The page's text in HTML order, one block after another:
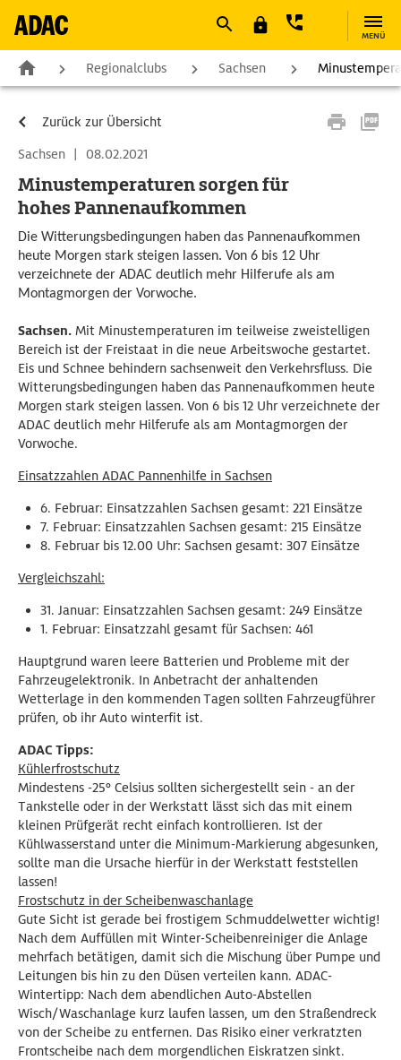
MENÜ
Regionalclubs Sachsen
Zurück zur Übersicht
Sachsen | 08.02.2021
Minustemperaturen sorgen für
hohes Pannenaufkommen
Die Witterungsbedingungen haben das Pannenaufkommen
heute Morgen stark steigen lassen. Von 6 bis 12 Uhr
verzeichnete der ADAC deutlich mehr Hilferufe als am
Montagmorgen der Vorwoche.
Sachsen. Mit Minustemperaturen im teilweise zweistelligen
Bereich ist der Freistaat in die neue Arbeitswoche gestartet.
Eis und Schnee behindern sachsenweit den Verkehrsfluss. Die
Witterungsbedingungen haben das Pannenaufkommen heute
Morgen stark steigen lassen. Von 6 bis 12 Uhr verzeichnete der
ADAC deutlich mehr Hilferufe als am Montagmorgen der
Vorwoche.
Einsatzzahlen ADAC Pannenhilfe in Sachsen
6. Februar: Einsatzzahlen Sachsen gesamt: 221 Einsätze
7. Februar: Einsatzzahlen Sachsen gesamt: 215 Einsätze
8. Februar bis 12.00 Uhr: Sachsen gesamt: 307 Einsätze
Vergleichszahl:
31. Januar: Einsatzzahlen Sachsen gesamt: 249 Einsätze
1. Februar: Einsatzzahl gesamt für Sachsen: 461
Hauptgrund waren leere Batterien und Probleme mit der
Fahrzeugelektronik. In Anbetracht der anhaltenden
Wetterlage in den kommenden Tagen sollten Fahrzeugführer
prüfen, ob ihr Auto winterfit ist.
ADAC Tipps:
Kühlerfrostschutz
Mindestens -25° Celsius sollten sichergestellt sein - an der
Tankstelle oder in der Werkstatt lässt sich das mit einem
kleinen Prüfgerät recht einfach kontrollieren. Ist der
Kühlwasserstand unter die Minimum-Markierung abgesunken,
sollte man die Ursache hierfür in der Werkstatt feststellen
lassen!
Frostschutz in der Scheibenwaschanlage
Gute Sicht ist gerade bei frostigem Schmuddelwetter wichtig!
Nach dem Auffüllen mit Winter-Scheibenreiniger die Anlage
mehrfach betätigen, damit sich die Mischung über Pumpe und
Leitungen bis hin zu den Düsen verteilen kann. ADAC-
Wintertipp: Nach dem abendlichen Auto-Abstellen
Wisch/Waschanlage kurz laufen lassen, um den Straßendreck
von der Scheibe zu entfernen. Das Risiko einer verkratzten
Frontscheibe nach dem morgendlichen Eiskratzen sinkt.